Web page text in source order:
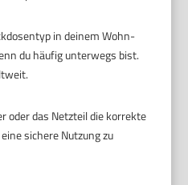
in deinem Wohn-
du häufig unterwegs bist.
oder das Netzteil die korrekte
sichere Nutzung zu